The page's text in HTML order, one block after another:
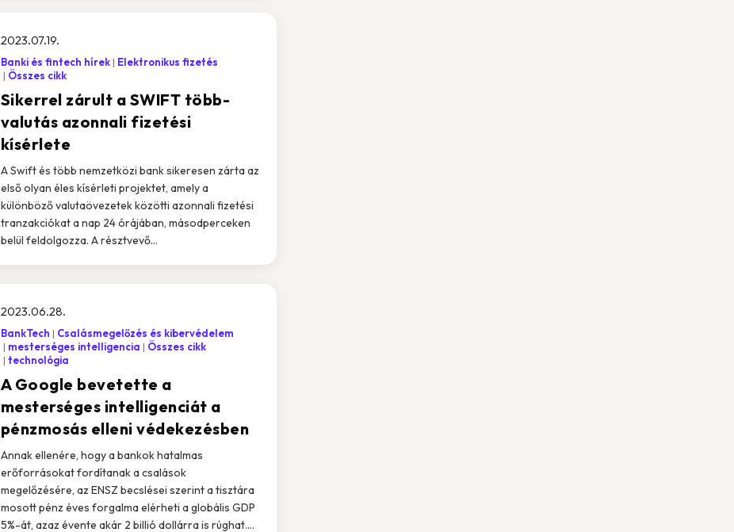
Sikerrel zárult a SWIFT több-
valutás azonnali fizetési
kísérlete
2023.07.19.
Banki és fintech hírek
Elektronikus fizetés
Összes cikk
A Swift és több nemzetközi bank sikeresen zárta az
első olyan éles kísérleti projektet, amely a
különböző valutaövezetek közötti azonnali fizetési
tranzakciókat a nap 24 órájában, másodperceken
belül feldolgozza. A résztvevő...
A Google bevetette a
mesterséges intelligenciát a
pénzmosás elleni védekezésben
2023.06.28.
BankTech
Csalásmegelőzés és kibervédelem
mesterséges intelligencia
Összes cikk
technológia
Annak ellenére, hogy a bankok hatalmas
erőforrásokat fordítanak a csalások
megelőzésére, az ENSZ becslései szerint a tisztára
mosott pénz éves forgalma elérheti a globális GDP
5%-át, azaz évente akár 2 billió dollárra is rúghat....